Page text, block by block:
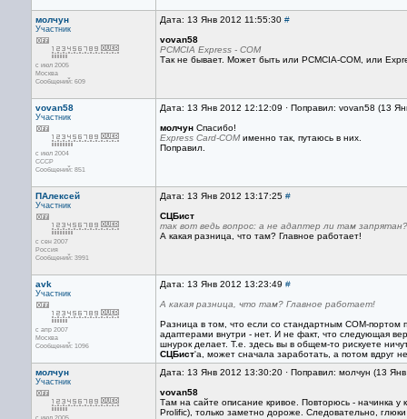
молчун
Участник
с июл 2005
Москва
Сообщений: 609
Дата: 13 Янв 2012 11:55:30 #
vovan58
PCMCIA Express - COM
Так не бывает. Может быть или PCMCIA-COM, или
vovan58
Участник
с июл 2004
СССР
Сообщений: 851
Дата: 13 Янв 2012 12:12:09 · Поправил: vovan58 (13
молчун Спасибо!
Express Card-COMименно так, путаюсь в них.
Поправил.
ПАлексей
Участник
с сен 2007
Россия
Сообщений: 3991
Дата: 13 Янв 2012 13:17:25 #
СЦБист
так вот ведь вопрос: а не адаптер ли там запрятан?
А какая разница, что там? Главное работает!
avk
Участник
с апр 2007
Москва
Сообщений: 1096
Дата: 13 Янв 2012 13:23:49 #
А какая разница, что там? Главное работает!
Разница в том, что если со стандартным COM-портом
адаптерами внутри - нет. И не факт, что следующая
шнурок делает. Т.е. здесь вы в общем-то рискуете
СЦБист'а, может сначала заработать, а потом вдруг
молчун
Участник
Дата: 13 Янв 2012 13:30:20 · Поправил: молчун (13
vovan58
Там на сайте описание кривое. Повторюсь - начинка у
Prolific), только заметно дороже. Следовательно,